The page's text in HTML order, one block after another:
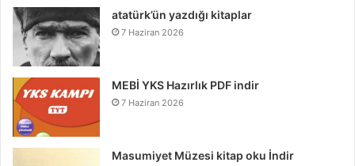
atatürk’ün yazdığı kitaplar
7 Haziran 2026
MEBİ YKS Hazırlık PDF indir
7 Haziran 2026
Masumiyet Müzesi kitap oku İndir